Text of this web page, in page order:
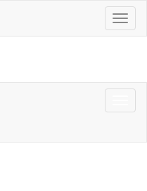
BáN
NHà
nhà
Nội